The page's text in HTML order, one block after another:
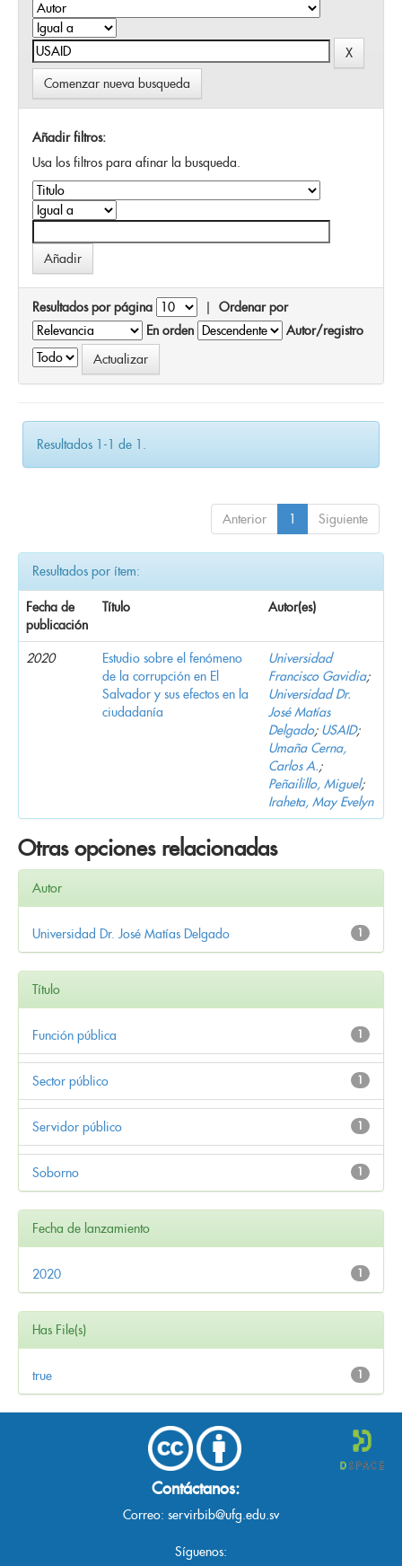
Comenzar nueva busqueda
Añadir filtros:
Usa los filtros para afinar la busqueda.
Resultados por página | Ordenar por
En orden
Autor/registro
Resultados 1-1 de 1.
Anterior 1 Siguiente
Resultados por ítem:
Fecha de
publicación
Título Autor(es)
2020
Estudio sobre el fenómeno
de la corrupción en El
Salvador y sus efectos en la
ciudadanía
Universidad
Francisco Gavidia;
Universidad Dr.
José Matías
Delgado; USAID;
Umaña Cerna,
Carlos A.;
Peñailillo, Miguel;
Iraheta, May Evelyn
Otras opciones relacionadas
Autor
1
Universidad Dr. José Matías Delgado
Título
1
Función pública
1
Sector público
1
Servidor público
1
Soborno
Fecha de lanzamiento
1
2020
Has File(s)
1
true
Contáctanos:
Correo: servirbib@ufg.edu.sv
Síguenos: